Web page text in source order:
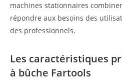
machines stationnaires
répondre aux besoins des
des professionnels.
Les caractéristiques
à bûche Fartools